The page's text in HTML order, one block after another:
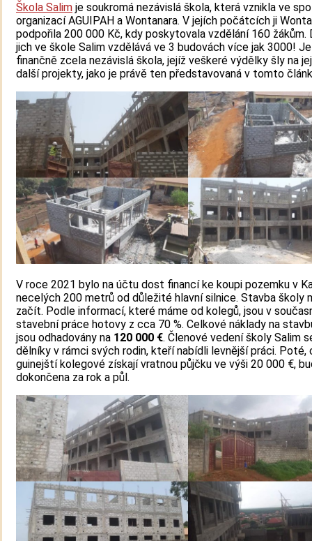
Škola Salim je soukromá nezávislá škola, která vznikla ve
organizací AGUIPAH a Wontanara. V jejích počátcích ji
podpořila 200 000 Kč, kdy poskytovala vzdělání 160 žákům.
jich ve škole Salim vzdělává ve 3 budovách více jak 3000!
finančně zcela nezávislá škola, jejíž veškeré výdělky šly na
další projekty, jako je právě ten představovaná v tomto
V roce 2021 bylo na účtu dost financí ke koupi pozemku v
necelých 200 metrů od důležité hlavní silnice. Stavba školy
začít. Podle informací, které máme od kolegů, jsou v
stavební práce hotovy z cca 70 %. Celkové náklady na
jsou odhadovány na 120 000 €. Členové vedení školy Salim
dělníky v rámci svých rodin, kteří nabídli levnější práci. Poté,
guinejští kolegové získají vratnou půjčku ve výši 20 000 €,
dokončena za rok a půl.